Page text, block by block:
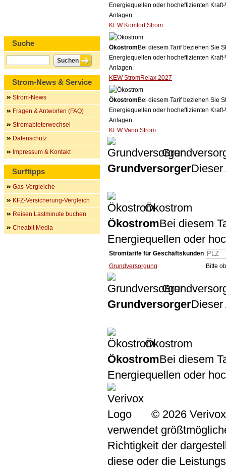
Energiequellen oder hocheffizienten
Anlagen.
KEW Komfort Strom
Ökostrom Bei diesem Tarif beziehen Sie
Energiequellen oder hocheffizienten
Anlagen.
KEW StromRelax 2027
Ökostrom Bei diesem Tarif beziehen Sie
Energiequellen oder hocheffizienten
Anlagen.
KEW Vario Strom
GrundversorgerDieser
Ökostrom
ÖkostromBei diesem
Energiequellen oder
Stromtarife für Geschäftskunden
Grundversorgung
Bitte
GrundversorgerDieser
Ökostrom
ÖkostromBei diesem
Energiequellen oder
© 2026
verwendet
Richtigkeit der
diese oder die
Suche
Strom-News & Service
Strom-News
Fragen & Antworten (FAQ)
Stromabieterwechsel
Datenschutz
Impressum & Kontakt
Surftipps
Gas-Vergleiche
KFZ-Versicherung-Vergleich
Reisen Lastminute buchen
Cheabit Media